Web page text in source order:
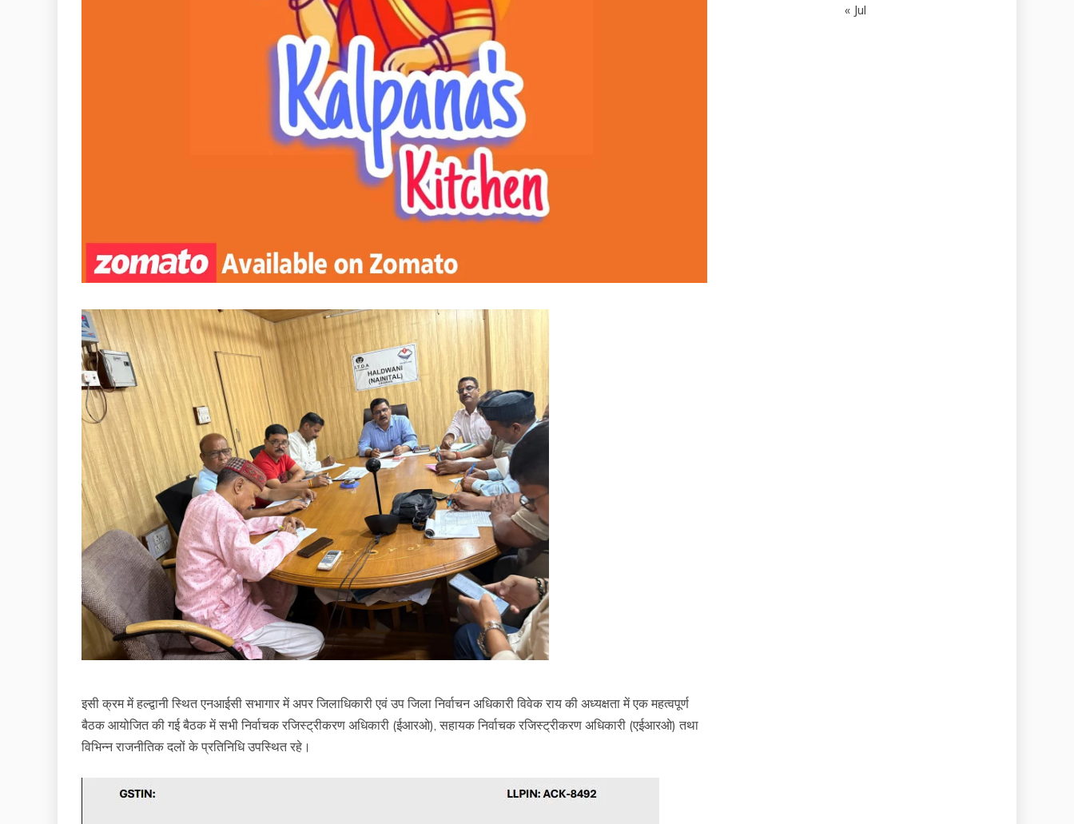
इसी क्रम में हल्द्वानी स्थित एनआईसी सभागार में अपर जिलाधिकारी एवं उप जिला निर्वाचन अधिकारी विवेक राय की अध्यक्षता में एक महत्वपूर्ण
बैठक आयोजित की गई बैठक में सभी निर्वाचक रजिस्ट्रीकरण अधिकारी (ईआरओ), सहायक निर्वाचक रजिस्ट्रीकरण अधिकारी (एईआरओ) तथा
विभिन्न राजनीतिक दलों के प्रतिनिधि उपस्थित रहे।
« Jul